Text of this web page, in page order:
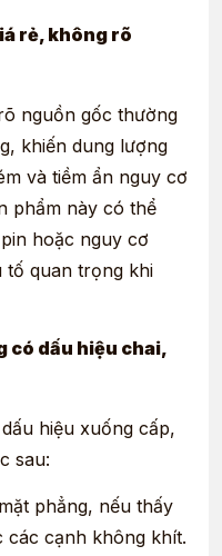
rẻ, không rõ
nguồn gốc thường
khiến dung lượng
và tiềm ẩn nguy cơ
phẩm này có thể
hoặc nguy cơ
tố quan trọng khi
có dấu hiệu chai,
hiệu xuống cấp,
sau:
phẳng, nếu thấy
cạnh không khít.